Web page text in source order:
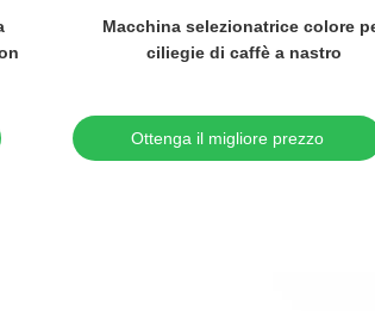
Alta macchina del selezionatore del riso
di RGB di visione con i canali del
Ottenga il migliore prezzo